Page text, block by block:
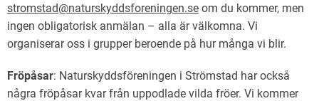
stromstad@naturskyddsforeningen.se om du kommer, men
ingen obligatorisk anmälan – alla är välkomna. Vi
organiserar oss i grupper beroende på hur många vi blir.
Fröpåsar: Naturskyddsföreningen i Strömstad har också
några fröpåsar kvar från uppodlade vilda fröer. Vi kommer